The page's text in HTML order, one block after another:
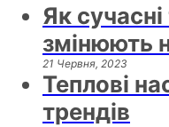
Як сучасні
змінюють
21 Червня, 2023
Теплові
трендів